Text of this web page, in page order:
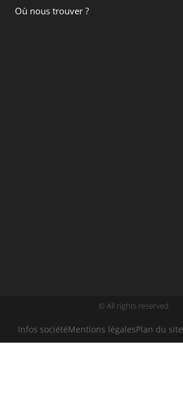
Où nous trouver ?
© All rights reserved
Infos sociétéMentions légalesPlan du site